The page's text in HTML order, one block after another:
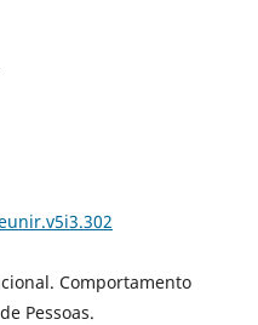
Comportamento
Pessoas.